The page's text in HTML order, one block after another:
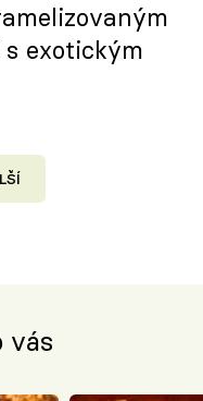
exotickým
vás